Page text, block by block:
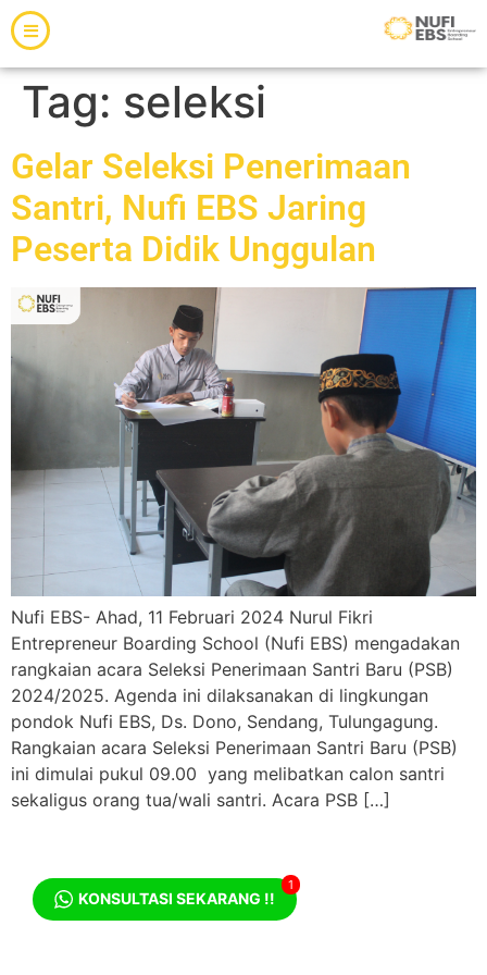
Tag: seleksi
Gelar Seleksi Penerimaan
Santri, Nufi EBS Jaring
Peserta Didik Unggulan
Nufi EBS- Ahad, 11 Februari 2024 Nurul Fikri
Entrepreneur Boarding School (Nufi EBS) mengadakan
rangkaian acara Seleksi Penerimaan Santri Baru (PSB)
2024/2025. Agenda ini dilaksanakan di lingkungan
pondok Nufi EBS, Ds. Dono, Sendang, Tulungagung.
Rangkaian acara Seleksi Penerimaan Santri Baru (PSB)
ini dimulai pukul 09.00 yang melibatkan calon santri
sekaligus orang tua/wali santri. Acara PSB […]
KONSULTASI SEKARANG !!
1